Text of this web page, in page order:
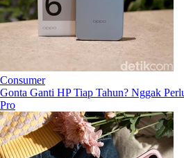
Consumer
Gonta Ganti HP Tiap Tahun? Nggak
Pro